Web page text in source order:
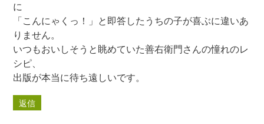
に
「こんにゃくっ！」と即答したうちの子が喜ぶに違いあ
りません。
いつもおいしそうと眺めていた善右衛門さんの憧れのレ
シピ、
出版が本当に待ち遠しいです。
返信